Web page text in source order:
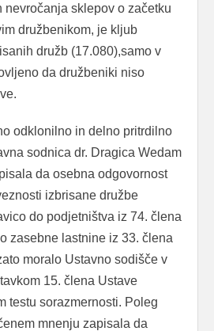
nevročanja sklepov o začetku
družbenikom, je kljub
družb (17.080),samo v
da družbeniki niso
odklonilno in delno pritrdilno
sodnica dr. Dragica Wedam
da osebna odgovornost
izbrisane družbe
do podjetništva iz 74. člena
zasebne lastnine iz 33. člena
moralo Ustavno sodišče v
15. člena Ustave
testu sorazmernosti. Poleg
mnenju zapisala da